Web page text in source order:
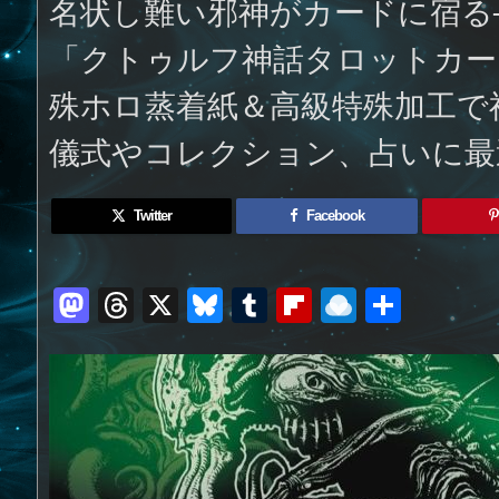
名状し難い邪神がカードに宿
「クトゥルフ神話タロットカ
殊ホロ蒸着紙＆高級特殊加工
儀式やコレクション、占いに
Twitter Facebook
M
st
o
d
o
T
re
a
d
s
X Bl
e
sk
y
T
u
m
bl
r
Fl
ip
b
o
ar
d
R
n
d
ro